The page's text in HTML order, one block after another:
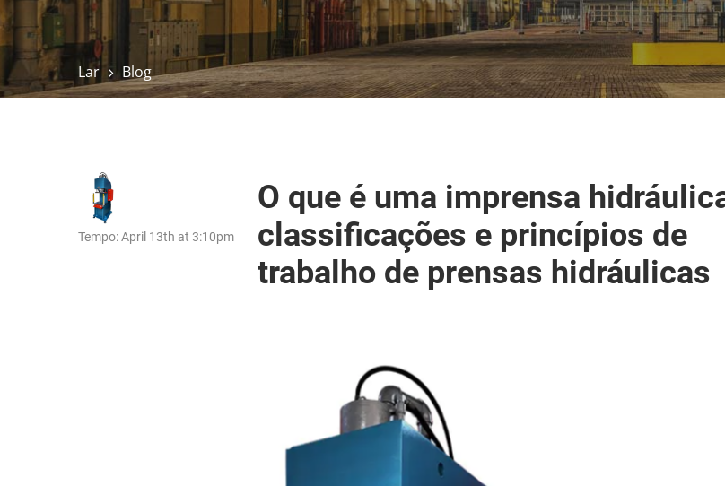
Lar Blog
Tempo: April 13th at 3:10pm
O que é uma imprensa
classificações e princípios de
trabalho de prensas hidráulicas